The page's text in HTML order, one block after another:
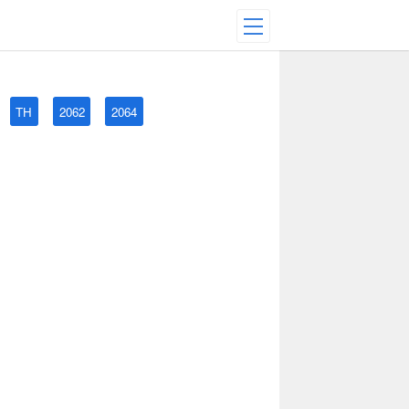
TH 2062 2064